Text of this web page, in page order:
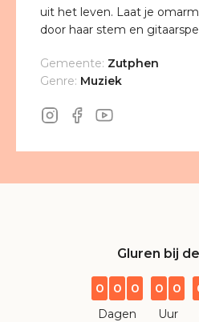
uit het leven. Laat je
door haar stem en
Gemeente: Zutphen
Genre: Muziek
Gluren bij
0 0 0
Dagen
0 0
Uur